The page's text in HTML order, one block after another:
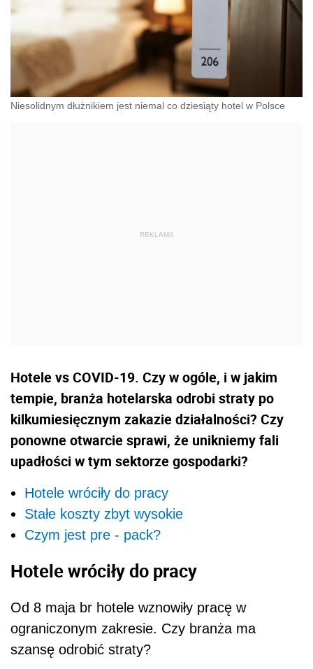
Niesolidnym dłużnikiem jest niemal co dziesiąty hotel w Polsce
Hotele vs COVID-19. Czy w ogóle, i w jakim
tempie, branża hotelarska odrobi straty po
kilkumiesięcznym zakazie działalności? Czy
ponowne otwarcie sprawi, że unikniemy fali
upadłości w tym sektorze gospodarki?
Hotele wróciły do pracy
Stałe koszty zbyt wysokie
Czym jest pre - pack?
Hotele wróciły do pracy
Od 8 maja br hotele wznowiły pracę w
ograniczonym zakresie. Czy branża ma
szansę odrobić straty?